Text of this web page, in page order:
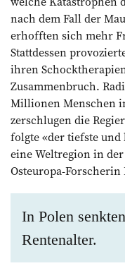
nach dem Fall der
erhofften sich mehr
Stattdessen
ihren
Zusammenbruch.
Millionen Menschen
zerschlugen die
folgte «der tiefste
eine Weltregion in
Ost­europa-Forscherin
In Polen
Rentenalter.